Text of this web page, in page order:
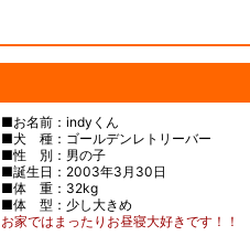
■お名前：indyくん
■犬 種：ゴールデンレトリーバー
■性 別：男の子
■誕生日：2003年3月30日
■体 重：32kg
■体 型：少し大きめ
お家ではまったりお昼寝大好きです！！